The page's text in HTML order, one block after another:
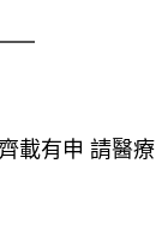
載有申 請醫療